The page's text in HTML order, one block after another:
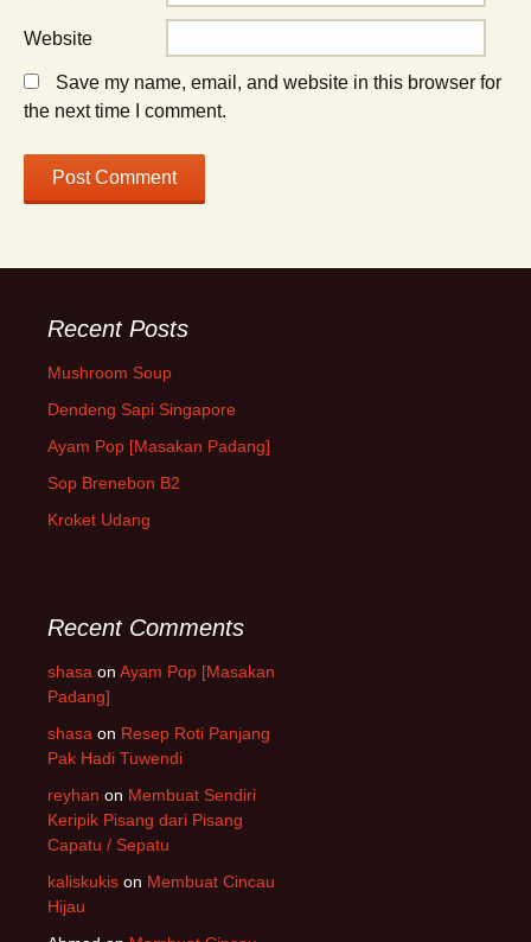
Website
Save my name, email, and website in this browser for
the next time I comment.
Recent Posts
Mushroom Soup
Dendeng Sapi Singapore
Ayam Pop [Masakan Padang]
Sop Brenebon B2
Kroket Udang
Recent Comments
shasa on Ayam Pop [Masakan
Padang]
shasa on Resep Roti Panjang
Pak Hadi Tuwendi
reyhan on Membuat Sendiri
Keripik Pisang dari Pisang
Capatu / Sepatu
kaliskukis on Membuat Cincau
Hijau